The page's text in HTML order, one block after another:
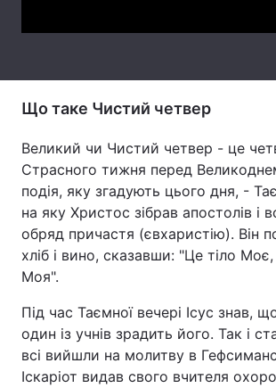
Тема оформлення
Що таке Чистий четвер
Великий чи Чистий четвер - це
Страсного тижня перед
подія, яку згадують цього дня, -
на яку Христос зібрав апостолів і
обряд причастя (євхаристію). Він
хліб і вино, сказавши: "Це тіло
Моя".
Під час Таємної вечері Ісус знав,
один із учнів зрадить його. Так і
всі вийшли на молитву в
Іскаріот видав свого вчителя